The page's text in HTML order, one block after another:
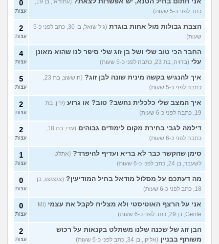
שחוק עד דמעות מעבודה
זמנית: האם לחתום אבטלה
ולהשקיע בהייטק או למצוא
עבודה אחרת?
(סטודנט, בן 22)
3
עצות
איך מוצאים עבודה בעיר שלי?
(אסי, בן 38)
5
עצות
האם כדאי עגלות באמריקה/
קוסמטיקה?
(אנגל, בת 22)
3
עצות
מסיימת תואר במדמח ולא
יודעת לאן להמשיך מפה
בת 23)
3
עצות
שאלות על המקצוע של הנהלת
חשבונות (מישהי, בת 30)
5
עצות
איך לשפר את הנושא
התעסוקתי?
(אנונימית, בת 27)
4
עצות
איך להבין מה הכיוון שלי?
(אנונימית, בת 21)
4
עצות
עוד שאלות חדשות במדור
(עתודאי, בן 19,
כתב לפני כ-5 שעות)
0
עצות
הצבת גבולות מול אחות בוגרת
(גיל שואל, בן 30, כתב לפני כ-5
שעות)
2
עצות
החבר הכי טוב שלי ושל בן זוג שלי סיפר לנו שהוא מאונן
עלי (בדויה, בת 23, כתבה לפני כ-5 שעות)
4
עצות
איך להנגיש בקשה מינית שונה לבן זוג?
(חוששצ, בת 23,
כתבה לפני כ-5 שעות)
5
עצות
איך המצב שלי כלכלית נחשב? טוב? או גרוע (ירין, בת
19, כתבה לפני כ-6 שעות)
2
עצות
דילמה לגבי בחירת מקום לימודים גבוהים
(עדי, בת 18,
כתבה לפני כ-6 שעות)
2
עצות
סימן שהקשר כבר לא בריא ועדיף להיפרד? (אתלט
לשעבר, בן 24, כתב לפני כ-6 שעות)
1
עצות
מה דעתכם על מסלול מודאל בחיל המודיעין? (צגצגצג, בן
18, כתב לפני כ-6 שעות)
0
עצות
אני על הרצף האוטיסטי ולא מצליח לקבל את עצמי
(Mi
Gente, בן 29, כתב לפני כ-6 שעות)
0
עצות
הבן זוג של שכנה שלנו משתלט בקנאות על רכוש
משותף בבניין (אליקו, בן 34, כתב לפני כ-6 שעות)
2
עצות